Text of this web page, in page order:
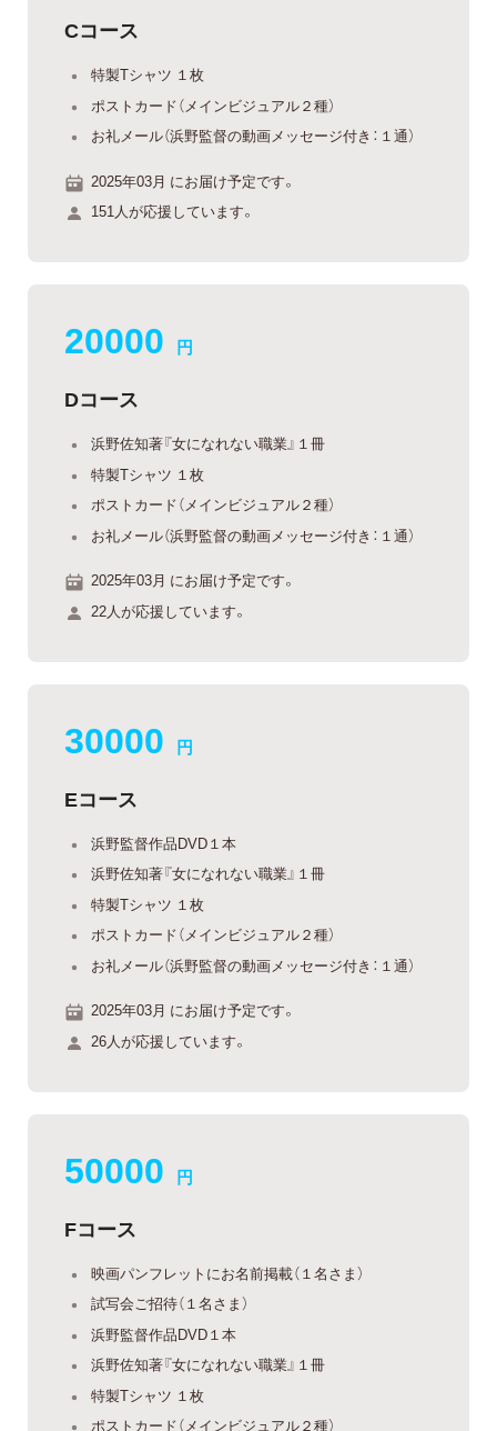
Cコース
特製Tシャツ １枚
ポストカード（メインビジュアル２種）
お礼メール（浜野監督の動画メッセージ付き：１通）
2025年03月 にお届け予定です。
151人が応援しています。
20000 円
Dコース
浜野佐知著『女になれない職業』１冊
特製Tシャツ １枚
ポストカード（メインビジュアル２種）
お礼メール（浜野監督の動画メッセージ付き：１通）
2025年03月 にお届け予定です。
22人が応援しています。
30000 円
Eコース
浜野監督作品DVD１本
浜野佐知著『女になれない職業』１冊
特製Tシャツ １枚
ポストカード（メインビジュアル２種）
お礼メール（浜野監督の動画メッセージ付き：１通）
2025年03月 にお届け予定です。
26人が応援しています。
50000 円
Fコース
映画パンフレットにお名前掲載（１名さま）
試写会ご招待（１名さま）
浜野監督作品DVD１本
浜野佐知著『女になれない職業』１冊
特製Tシャツ １枚
ポストカード（メインビジュアル２種）